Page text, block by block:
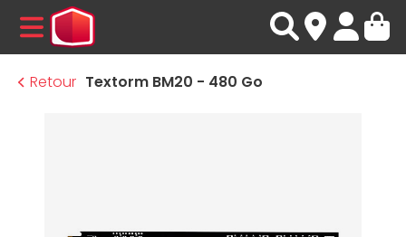
MENU
Retour Textorm BM20 - 480 Go